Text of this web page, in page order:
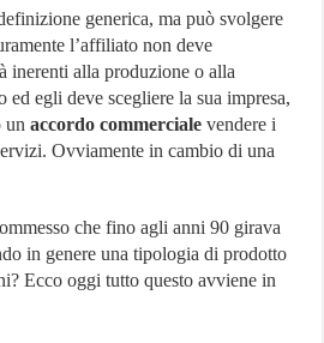
generica, ma può svolgere
l’affiliato non deve
inerenti alla produzione o alla
ed egli deve scegliere la sua impresa,
unaccordo commerciale vendere i
Ovviamente in cambio di una
che fino agli anni 90 girava
in genere una tipologia di prodotto
Ecco oggi tutto questo avviene in